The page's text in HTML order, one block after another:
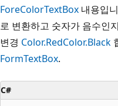
ForeColorTextBox 내용입
로 변환하고 숫자가 음수인
변경 Color.RedColor.Black
FormTextBox.
C#